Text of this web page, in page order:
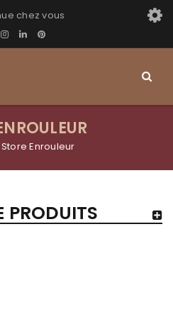
chez vous
Store Enrouleur
PRODUITS